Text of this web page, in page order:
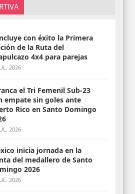
con éxito la Primera
de la Ruta del
4x4 para parejas
2026
el Tri Femenil Sub-23
empate sin goles ante
Rico en Santo Domingo
2026
inicia jornada en la
del medallero de Santo
2026
2026